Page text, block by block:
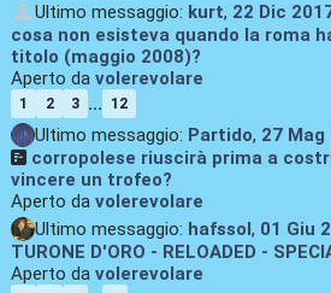
Ultimo messaggio: kurt, 22 Dic
cosa non esisteva quando la roma
titolo (maggio 2008)?
Aperto da volerevolare
1 2 3 ... 12
Ultimo messaggio: Partido, 27 Mag
la corropolese riuscirà prima a
vincere un trofeo?
Aperto da volerevolare
Ultimo messaggio: hafssol, 01 Giu
TURONE D'ORO - RELOADED -
Aperto da volerevolare